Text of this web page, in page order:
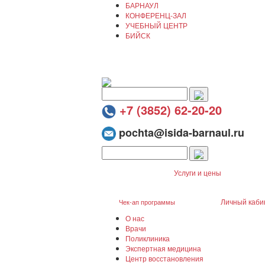
БАРНАУЛ
КОНФЕРЕНЦ-ЗАЛ
УЧЕБНЫЙ ЦЕНТР
БИЙСК
+7 (3852) 62-20-20
pochta@isida-barnaul.ru
Услуги и цены
Чек-ап программы
Личный
О нас
Врачи
Поликлиника
Экспертная медицина
Центр восстановления